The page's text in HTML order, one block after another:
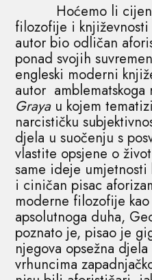
Hoćemo li
filozofije i
autor bio odličan
ponad svojih
engleski moderni
autor amblematskoga
Grayau kojem
narcističku
djela u suočenju s
vlastite opsjene o
same ideje
i ciničan pisac
moderne filozofije
apsolutnoga duha,
poznato je, pisao je
njegova opsežna
vrhuncima